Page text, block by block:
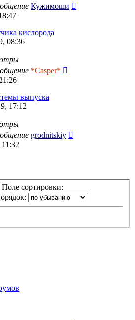
Кужимоши
кислорода
08:36
*Casper*
выпуска
17:12
grodnitskiy
Поле сортировки: